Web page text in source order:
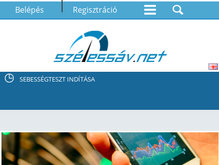
Belépés Regisztráció
SEBESSÉGTESZT INDÍTÁSA